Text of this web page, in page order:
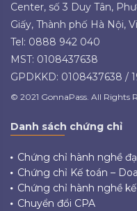
Center, số 3 Duy Tân,
Giấy, Thành phố Hà Nội,
Tel: 0888 942 040
MST: 0108437638
GPDKKD: 0108437638 /
© 2021 GonnaPass. All Rights
Danh sách chứng chỉ
Chứng chỉ hành nghề
Chứng chỉ Kế toán –
Chứng chỉ hành nghề
Chuyển đổi CPA